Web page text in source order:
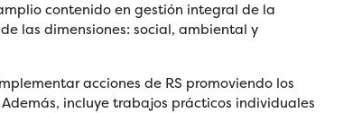
contenido en gestión integral de la
las dimensiones: social, ambiental y
acciones de RS promoviendo los
incluye trabajos prácticos individuales